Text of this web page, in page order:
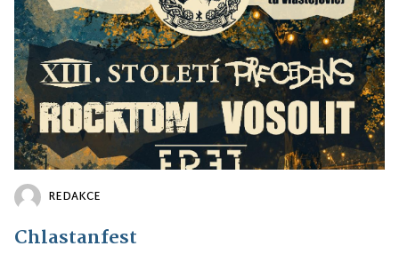
REDAKCE
Chlastanfest